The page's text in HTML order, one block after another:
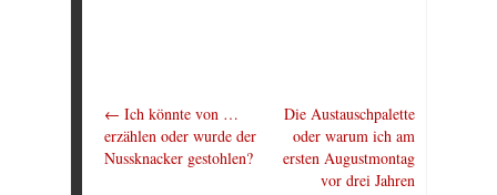
← Ich könnte von …
erzählen oder wurde der
Nussknacker gestohlen?
Die Austauschpalette
oder warum ich am
ersten Augustmontag
vor drei Jahren